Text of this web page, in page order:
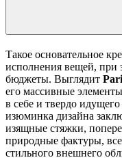
Такое основательное
исполнения вещей, при
бюджеты. Выглядит
его массивные
в себе и твердо
изюминка дизайна
изящные стяжки,
природные фактуры,
стильного внешнего